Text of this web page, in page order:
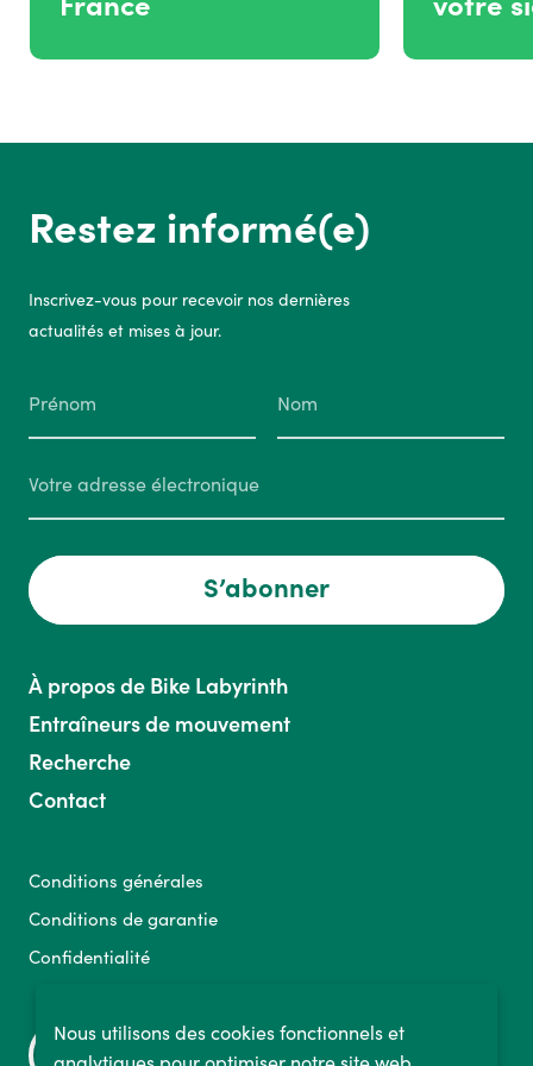
Restez informé(e)
Inscrivez-vous pour recevoir nos dernières
actualités et mises à jour.
S’abonner
À propos de Bike Labyrinth
Entraîneurs de mouvement
Recherche
Contact
Conditions générales
Conditions de garantie
Confidentialité
Nous utilisons des cookies fonctionnels et